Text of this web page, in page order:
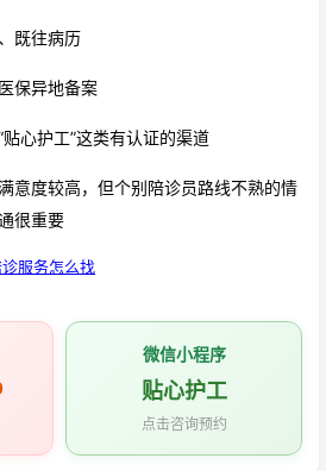
既往病历
保异地备案
心护工”这类有认证的渠道
意度较高，但个别陪诊员路线不熟的情
很重要
服务怎么找
微信小程序
贴心护工
点击咨询预约